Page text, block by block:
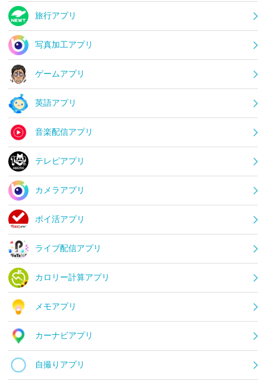
旅行アプリ
写真加工アプリ
ゲームアプリ
英語アプリ
音楽配信アプリ
テレビアプリ
カメラアプリ
ポイ活アプリ
ライブ配信アプリ
カロリー計算アプリ
メモアプリ
カーナビアプリ
自撮りアプリ